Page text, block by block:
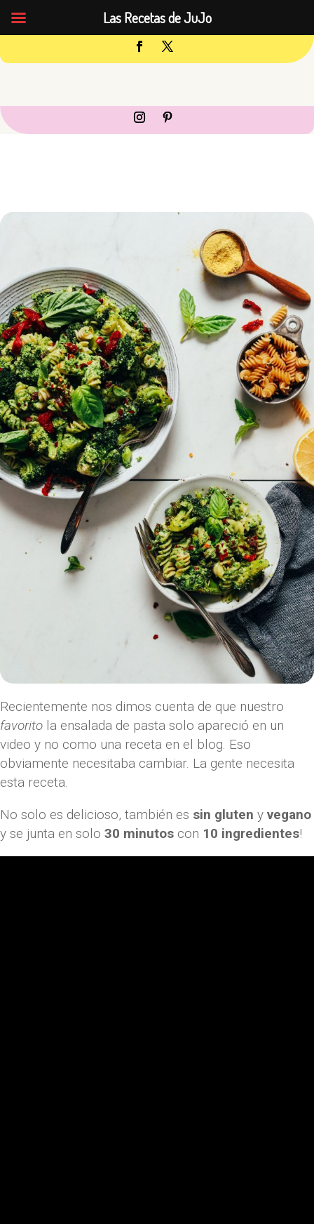
Recientemente nos dimos cuenta de que nuestro
favorito la ensalada de pasta solo apareció en un
video y no como una receta en el blog. Eso
obviamente necesitaba cambiar. La gente necesita
esta receta.
No solo es delicioso, también es sin gluten y vegano
y se junta en solo 30 minutos con 10 ingredientes!
Las Recetas de JuJo